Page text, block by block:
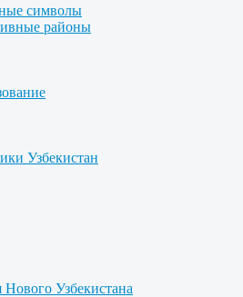
символы
районы
Узбекистан
Нового Узбекистана